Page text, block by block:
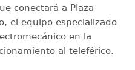
conectará a Plaza
el equipo especializado
en la
al teleférico.